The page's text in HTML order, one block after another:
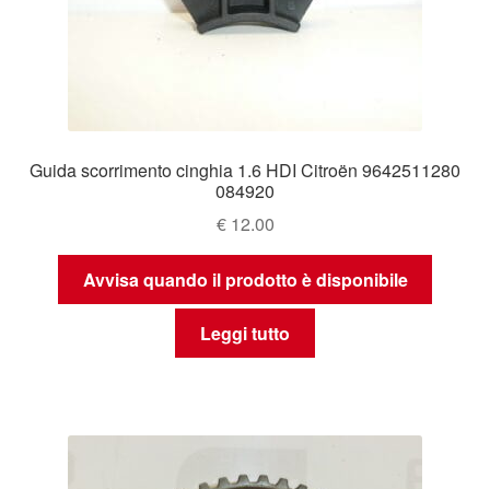
Guida scorrimento cinghia 1.6 HDI Citroën 9642511280
084920
€12.00
Avvisa quando il prodotto è disponibile
Leggi tutto